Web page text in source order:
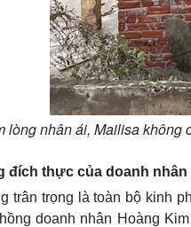
lòng nhân ái, Mailisa không
đích thực của doanh
trân trọng là toàn bộ kinh
doanh nhân Hoàng